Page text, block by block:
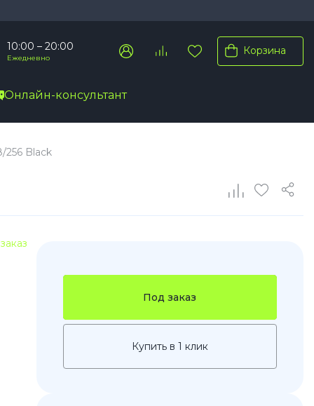
10:00 – 20:00
Ежедневно
Корзина
Онлайн-консультант
Max
256 Black
Под заказ
Купить в 1 клик